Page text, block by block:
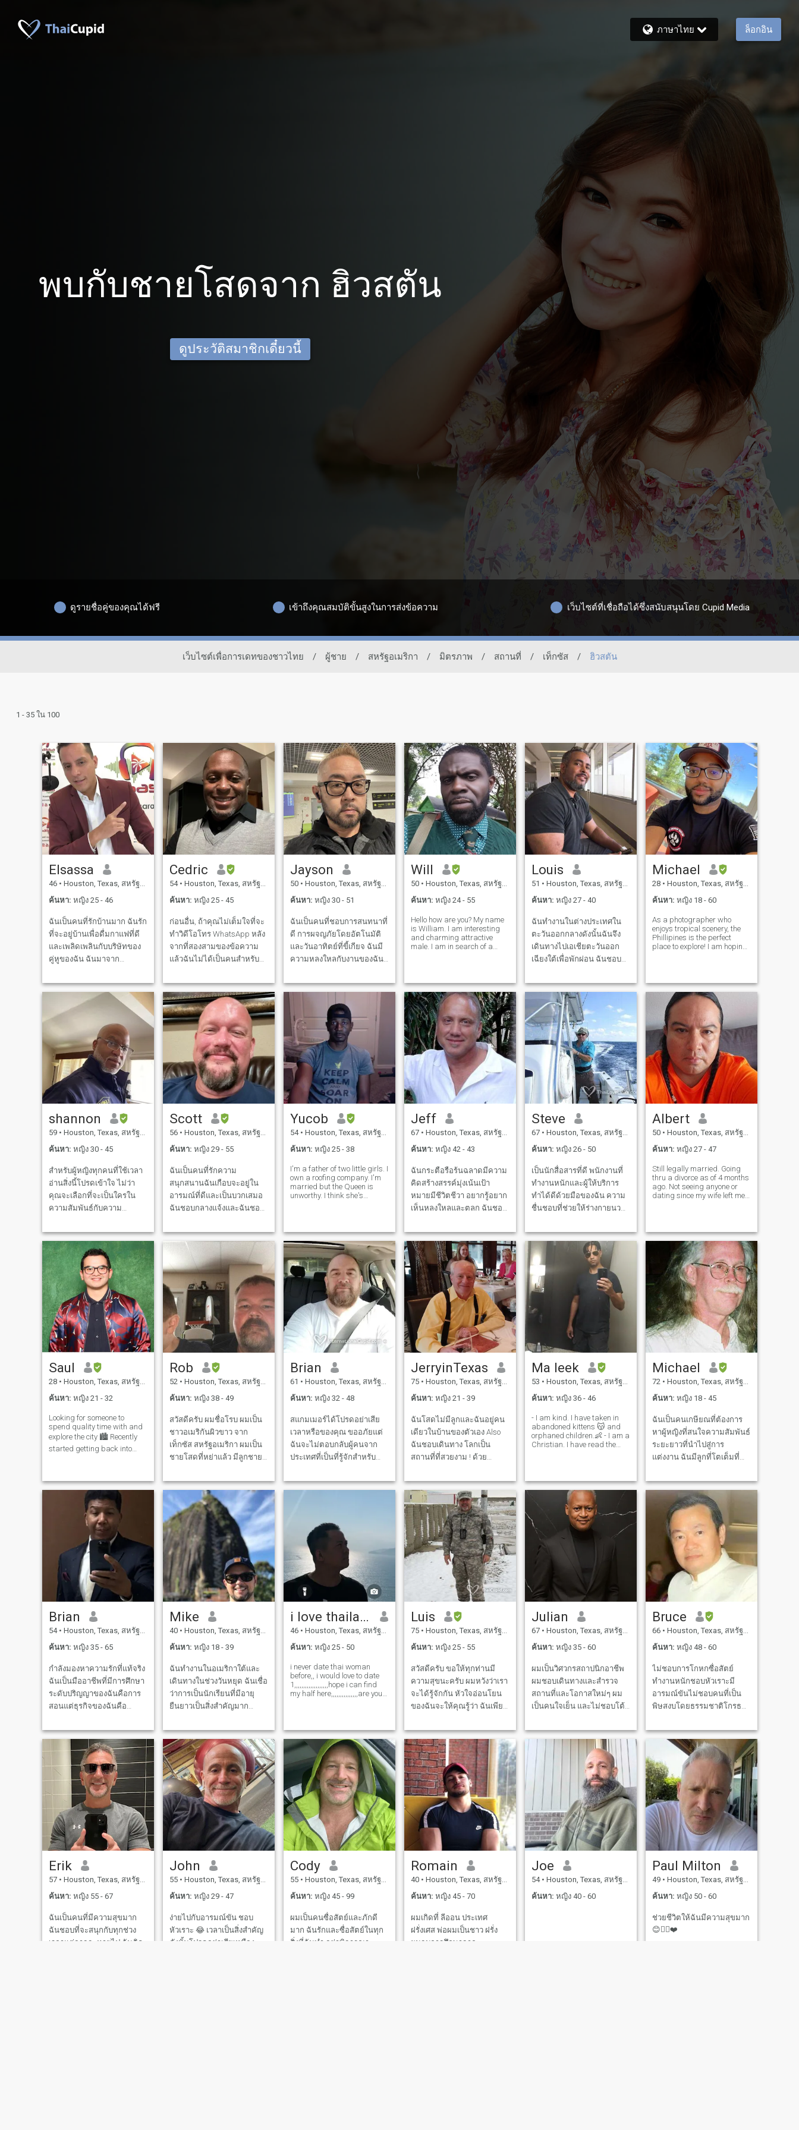
ภาษาไทย ล็อกอิน
พบกับชายโสดจาก ฮิวสตัน
ดูประวัติสมาชิกเดี๋ยวนี้
ดูรายชื่อคู่ของคุณได้ฟรี เข้าถึงคุณสมบัติขั้นสูงในการส่งข้อความ เว็บไซต์ที่เชื่อถือได้ซึ่งสนับสนุนโดย Cupid Media
เว็บไซต์เพื่อการเดทของชาวไทย / ผู้ชาย / สหรัฐอเมริกา / มิตรภาพ / สถานที่ / เท็กซัส / ฮิวสตัน
1 - 35 ใน 100
Elsassa
46 • Houston, Texas, สหรัฐอเมริกา
ค้นหา: หญิง 25 - 46
ฉันเป็นคนที่รักบ้านมาก ฉันรัก
ที่จะอยู่บ้านเพื่อดื่มกาแฟที่ดี
และเพลิดเพลินกับบริษัทของ
คู่หูของฉัน ฉันมาจาก
เชื่อในความสามัคคีของ
ครอบครัว ในความเคารพ
ความจงรักภักดี "บางสิ่งบาง
อย่างที่วันนี้ได้หายไป" และ
การดูแลของคนรักของเรา ฉัน
เป็นพ่อแม่ที่ต่ําต้อยมาก ที่
สอนฉันความต่ําอ่อนและค่า
นิยมที่มีหลักการที่ดี
Cedric
54 • Houston, Texas, สหรัฐอเมริกา
ค้นหา: หญิง 25 - 45
ก่อนอื่น, ถ้าคุณไม่เต็มใจที่จะ
ทำวิดีโอโทร WhatsApp หลัง
จากที่สองสามของข้อความ
แล้วฉันไม่ได้เป็นคนสำหรับ
ไปที่นี่ ตอนนี้มันออกจากทาง
นี้เป็นรายละเอียดที่แท้จริง
และในที่สุดฉันหวังว่าจะหาผู้
หญิงที่ดีที่สุดที่เป็นภรรยาแล้ว
และเธอก็ยังไม่ได้พบฉันเป็น
พ่อที่ดีพี่ชายและเพื่อนที่เป็น
อย่างมาก ทำงานหนักตลก
มากแต่ร้ายแรงเมื่อจำเป็นฉัน
มีการสนทนาที่ดีสนุกพลังงาน
ที่ดีและบุคลิกภาพที่ดีฉันมีมุม
กอดมากและรักใคร่ให้ความ
รักฉันมีความรักที่ดี และสอง
คนสุดท้ายคือสิ่งที่ผู้หญิงทุก
จากผู้ชายและนั่นคือฉัน "
ซื่อสัตย์และซื่อสัตย์มาก
Jayson
50 • Houston, Texas, สหรัฐอเมริกา
ค้นหา: หญิง 30 - 51
ฉันเป็นคนที่ชอบการสนทนาที่
ดี การผจญภัยโดยอัตโนมัติ
และวันอาทิตย์ที่ขี้เกียจ ฉันมี
ความหลงใหลกับงานของฉัน
ประสบการณ์ที่สําคัญ คุณมัก
ใหม่ๆ เดินทางตอนสภาพ
อากาศดี หรือหลงไปกับ
หนังสือดีๆ หรือเอกสารจาก
เน็ตฟลิกซ์ ฉันให้ความสําคัญ
กับความซื่อสัตย์ ความ
หัวเราะ และคนที่สามารถ
ท้าทายและสนับสนุนฉันได้
มองที่จะพบกับใครสักคนที่แท้
Will
50 • Houston, Texas, สหรัฐอเมริกา
ค้นหา: หญิง 24 - 55
Hello how are you? My name
is William. I am interesting
and charming attractive
male. I am in search of a
for. If death was to shorten
my life I would beg God to
spare
Louis
51 • Houston, Texas, สหรัฐอเมริกา
ค้นหา: หญิง 27 - 40
ฉันทำงานในต่างประเทศใน
ตะวันออกกลางดังนั้นฉันจึง
เดินทางไปเอเชียตะวันออก
เฉียงใต้เพื่อพักผ่อน ฉันชอบ
กลางแจ้งออกกำลังกายและ
ขับรถระยะไกลเพื่อชมวิว ฉัน
ชอบดูหนังและใช้เวลาพักผ่อน
ที่บ้านเพื่อจับ Netflix ฉันเป็น
คนจริงจังพึ่งพาได้และจริงใจ
ที่มีบุคลิกที่อบอุ่นและ
แข็งแกร่ง
Michael
28 • Houston, Texas, สหรัฐอเมริกา
ค้นหา: หญิง 18 - 60
As a photographer who
enjoys tropical scenery, the
Phillipines is the perfect
place to explore! I am hoping
travel to Thailand at a
moments notice so do not be
surpr
shannon
59 • Houston, Texas, สหรัฐอเมริกา
ค้นหา: หญิง 30 - 45
สำหรับผู้หญิงทุกคนที่ใช้เวลา
อ่านสิ่งนี้โปรดเข้าใจ ไม่ว่า
คุณจะเลือกที่จะเป็นใครใน
ความสัมพันธ์กับความ
ทดสอบ คุณจะมีวันที่ดีและวัน
ที่ไม่ดี คุณจะมีทั้งขาขึ้นและ
ขาลง คุณจะมีวันแห่งความ
สุขและวันแห่งความผิดหวัง
คุณจะไม่มีวันหาคนที่สมบูรณ์
แบบแต่คุณสามารถหาคนดี
ได้ อย่ามุ่งไปที่การค้นหา
ความสมบูรณ์แบบหรือความ
โรแมนติกในเทพนิยาย ถอน
ใจมุ่งเน้นไปที่การหาผู้ชายที่
ผู้ชายที่พยายามเข้าใจคุณ
ค้นหาผู้ชายที่อดทนกับคุณ
หาคนที่ซื่อสัตย์กับคุณและ
รักได้แม้ในขณะที่คุณโกรธ
หรือผิดหวัง หาคนที่ยอมให้
คุณเป็นอาสาสมัครและแบ่ง
กล้าปฏิเสธคนที่สามารถเป็น
ผู้นำในความสัมพันธ์ได้ หา
ผู้ชายที่ยอมให้คุณเป็นผู้หญิง
ที่แท้จริงและผู้ชายที่ชื่นชม
ความเป็นผู้หญิงของคุณ
ค้นหาชายที่ต้องการคุณและมี
เพียงคุณเท่านั้นที่มีเพศ
สัมพันธ์ชายที่ต้องการสัมผัส
และความหลงใหลของคุณทุก
วัน ผู้ชายที่รู้คุณค่าของผู้หญิง
ชื่นชมในการกระทำของเขา
หาคนที่แสวงหาภูมิปัญญา
ของคุณแต่ก็ยังมีความ
ความรู้ที่รวมกันของคุณเพื่อ
ช่วยให้ครอบครัวเติบโต
ค้นหาคนที่แข็งแกร่งพอที่จะ
บอกคุณ “ฉันไม่สามารถอ่าน
กับฉันและสื่อสารความรู้สึก
ของคุณหากคุณต้องการให้
เราทำสิ่งนี้ด้วยกัน” \Ladies
ความสมบูรณ์แบบไม่มีอยู่แต่
ถ้าคุณยินดีที่จะทำงานร่วมกัน
และให้ 100% ในทุกพื้นที่คุณมี
โอกาสที่จะพัฒนาความ
สัมพันธ์ที่ยอดเยี่ยม เต็มใจที่
จะให้โดยไม่คาดหวังบางสิ่ง
ตอบแทนเสมอ รักแท้ไม่ได้
สำหรับการรักคุณ '' '' '' '' '' '' '' ''
'' '' '' '' '' '' '' '' '' '' '' '' '' '' '' '' '' '' '' '' ''
'' '' '' '' '' '' '' '' '' '' '' '' '' '' '' '' '' '' '' '' ''
'' '' '' '' '' '' '' '' '' '' '' '' '' '' '' '' '' '' '' '' ''
'' '' '' '' '' '' '' '' '' '' '' '' '' '' '' '' '' '' '' '' ''
'' '' '' '' '' '' '' '' '' '' '' '' '' '' '' '' '' '' '' '' ''
'' '' '' '' '' '' '' '' '' '' '' '' '' '' '' '' '' '' '' '' ''
Scott
56 • Houston, Texas, สหรัฐอเมริกา
ค้นหา: หญิง 29 - 55
ฉันเป็นคนที่รักความ
สนุกสนานฉันเกือบจะอยู่ใน
อารมณ์ที่ดีและเป็นบวกเสมอ
ฉันชอบกลางแจ้งและฉันชอบ
เรียนรู้รูปแบบเพิ่มเติม ฉันมี
ลูกสาวที่เติบโตขึ้น โอ้และฉัน
สูงมาก (หัวเราะ) ฉันชอบตก
ปลาและขี่รถสี่ล้อ ฉันชอบที่จะ
สำรวจและทำและเรียนรู้สิ่ง
ใหม่ๆ
Yucob
54 • Houston, Texas, สหรัฐอเมริกา
ค้นหา: หญิง 25 - 38
I'm a father of two little girls. I
own a roofing company. I'm
married but the Queen is
unworthy. I think she's
threatened to leave many
times since I brought her here
from Afric
Jeff
67 • Houston, Texas, สหรัฐอเมริกา
ค้นหา: หญิง 42 - 43
ฉันกระตือรือร้นฉลาดมีความ
คิดสร้างสรรค์มุ่งเน้นเป้า
หมายมีชีวิตชีวา อยากรู้อยาก
เห็นหลงใหลและตลก ฉันชอบ
ใคร่และโรแมนติก ฉันยังรู้ว่า
เมื่อไหร่ที่จะจริงจัง ผู้คนบอก
ฉันว่าฉันมีสติปัญญาความ
อดทนความเห็นอกเห็นใจและ
หัวใจที่ยิ่งใหญ่จริงๆ ฉันเชื่อใน
การใช้ชีวิตด้วยความรับผิด
ชอบและความซื่อสัตย์ = ฉัน
บำรุงรักษาต่ำ:) ฉันพยายาม
อย่างดีที่สุดที่จะเป็นจริงกับตัว
เองและหัวใจของฉันเพื่อให้
อื่น ฉันตื่นขึ้นมาทุกเช้าเพื่อ
ค้นหาความรู้สึกที่ดีและสงบ
ฉันอยู่ในความเชื่อและความ
ความรักและฉันต้องการแบ่ง
ปัน ความสนใจของโซมรวม
ถึงจิตวิญญาณบ้านและ
ครอบครัวการสนทนาและการ
ชิดความรักการสัมผัสการจูบ
และความหลงใหล ฉันชอบอยู่
กับเด็กๆ อาหารและการปรุง
อาหารที่ยอดเยี่ยมกิจกรรม
ทางสังคมการเต้นรำว่ายน้ำ
กีฬาทางน้ำและกิจกรรมที่
ชายหาดทะเลสาบหรือแม่น้ำ
ตกปลาดนตรีสดคอนเสิร์ต
เทศกาล ; การเดินทาง ;
ธรรมชาติ ; ขี่ม้า ; นวด ; การ
อาสาสมัครการให้บริการและ
การช่วยเหลือผู้อื่น ฉันเคยเล่น
กอล์ฟเป็นจำนวนมากและ
เชื่อว่าความรักที่แท้จริงนั้น
เป็นการปล่อยให้คนๆหนึ่งเป็น
คนที่พวกเขาสนับสนุนและ
ท้าทายในขณะที่เราแบ่งปัน
กำลังกายที่ยอดเยี่ยมในช่วง
ปลายปีนี้ทำให้มันดีมาก: \" สิ่ง
ง่ายๆในชีวิตนำความสุขที่ยิ่ง
ใหญ่ที่สุดมาสู่ ยิ้มจูบเสียง
หัวเราะของเด็กน้อย " one รัก
เลือดเดียว \ ชีวิตคุณต้องทำ
ในสิ่งที่คุณควรจะทำ ไม่มี
ชีวิตกับพี่น้องกัน ไม่มีชีวิตแต่
เราไม่เหมือนกัน เราจะได้รับ
การพกพากันและกัน ร้องไห้
Steve
67 • Houston, Texas, สหรัฐอเมริกา
ค้นหา: หญิง 26 - 50
เป็นนักสื่อสารที่ดี พนักงานที่
ทำงานหนักและผู้ให้บริการ
ทำได้ดีด้วยมือของฉัน ความ
ชื่นชอบที่ช่วยให้ร่างกายนวด
ผมรักมากและยอมทุ่มเทให้
กับตัวเอง กระตือรือร้นที่จะรัก
และมีชีวิต เล่นอย่างหนักและ
รักในกิจกรรมกลางแจ้ง ฉัน
เสียใจที่ได้เขียนอะไรขึ้นมา
เพื่อเป็นการสร้างความ
สัมพันธ์ให้กับคนบางคน ฉัน
ถูกกระฉ่อนโดยรอบจากผู้
หญิงมากเกินไปในชีวิตของ
ฉันและพบว่าการได้ตรงกับ
ของฉันจะทำให้ฉันสามารถ
หาผู้หญิงที่เหมาะสมให้กับฉัน
ได้รวดเร็วที่สุดเท่าที่จะทำได้
หาอะไรในทันที ใช่ฉันเป็นคน
พูดตรงๆ
Albert
50 • Houston, Texas, สหรัฐอเมริกา
ค้นหา: หญิง 27 - 47
Still legally married. Going
thru a divorce as of 4 months
ago. Not seeing anyone or
dating since my wife left me
I'm sure of that. I love all
countries and all women,
Saul
28 • Houston, Texas, สหรัฐอเมริกา
ค้นหา: หญิง 21 - 32
Looking for someone to
spend quality time with and
explore the city 🏙️ Recently
started getting back into
Im always looking for a
someone to rally with 🥒🏓 Im
Rob
52 • Houston, Texas, สหรัฐอเมริกา
ค้นหา: หญิง 38 - 49
สวัสดีครับ ผมชื่อโรบ ผมเป็น
ชาวอเมริกันผิวขาว จาก
เท็กซัส สหรัฐอเมริกา ผมเป็น
ชายโสดที่หย่าแล้ว มีลูกชาย
กับแม่ของเขา ฉันจะได้ไป
เยี่ยมเขา และใช้เวลาในวัน
หยุดกับลูกชายของฉัน ผมเป็น
ชาวคริสเตียนนะครับ ถ้าเจ้า
ไม่เชื่อในพระเจ้า ข้าจะสวด
มนต์ให้เจ้า แต่ข้าไม่ใช่
คนสําหรับเจ้า ฉันแค่ต้องการ
ผู้หญิงคนหนึ่ง ที่เชื่อและ
เคารพสักการะพระเจ้าผู้ทรง
อานุภาพ ฉันเป็นผู้ชายที่
ดูแลและปกป้องที่ดี ผู้ชายที่
ใส่ใจและรักใคร่ ผู้ที่จะเคาร
ฉันต้องการผู้หญิงชาวลาติน
เป็นคนพิเศษ และเป็นพวก
อนุรักษ์นิยม มีศีลธรรมที่ดี
และรักครอบครัว ส่วนใหญ่สา
มารถทําอาหารได้ดี (ฮาฮา)
จากประเทศต่าง ๆ ฉันอยู่ที่
มหาวิทยาลัย เอส.เอส. เอส
นาวีกับผมได้เดินทางไปกว่า
33 ประเทศ สําหรับการทํางาน
ในกองทัพ และการพักผ่อน
ส่วนตัว ผมเป็นคนซื่อสัตย์
และผมเชื่อในความตรงไป
ตรงมา และไม่เสียเวลาของผู้
หญิง ฉันมาที่นี่เพื่อจุดประสงค์
เดียว และนั่นคือการแต่งงาน
สร้าง รากฐาน ที่ ยั่งยืน ดังนั้น
ฉันต้องการที่จะสื่อสารกับผู้
หญิงพิเศษเพื่อฉันจะได้เรียนรู้
เธอ สิ่งดีและสิ่งเลวของเธอ
ความผิดพลาดและความ
สําเร็จของเธอ ฉันต้องการ
Brian
61 • Houston, Texas, สหรัฐอเมริกา
ค้นหา: หญิง 32 - 48
สแกมเมอร์ได้โปรดอย่าเสีย
เวลาหรือของคุณ ขออภัยแต่
ฉันจะไม่ตอบกลับผู้คนจาก
ประเทศที่เป็นที่รู้จักสำหรับ
ทั้งหมดแต่ตรงไปตรงมาและ
อยากจะเชื่อว่าความรักมีอยู่
จริงและมีใครบางคนอยู่ข้าง
นอกนั่นสำหรับฉันแต่เริ่ม
สงสัยความถูกต้องของสองสิ่ง
นั้น ฉันเป็นโสดมาหลายปีแล้ว
รู้วิธีทำอาหารและดูแลตัวเอง
หวังดังนั้นพวกหลอกลวง
ทั้งหมดจึงก้าวต่อไป จะไม่
ตอบข้อความจากกานา
แอฟริกาอื่นๆยกเว้น
แอฟริกาใต้ หากคุณกำลังมอง
หาคนที่ร่ำรวยทางการเงินให้
ที่มีหัวใจที่ดีฉันอยู่ที่นี่ ไปได้
ง่ายและผ่อนคลาย มากกว่า
แค่ตัวบ้านไม่ใช่ในคลับ หวัง
ว่าจะหาคนมาแบ่งปันชีวิต
ของฉันกับ สำรวจโลกด้วย \
Ni ต้องการผู้หญิงที่รู้ว่าจะได้
รับการปฏิบัติเหมือนราชินีเธอ
ต้องปฏิบัติต่อผู้ชายของเธอ
เหมือนกษัตริย์ ทำให้เขาเป็น
สิ่งสำคัญในชีวิตของเธอ
JerryinTexas
75 • Houston, Texas, สหรัฐอเมริกา
ค้นหา: หญิง 21 - 39
ฉันโสดไม่มีลูกและฉันอยู่คน
เดียวในบ้านของตัวเอง Also
ฉันชอบเดินทาง โลกเป็น
สถานที่ที่สวยงาม ! ด้วย
หลอกลวงอื่นๆทั้งหมดในไซต์
หาคู่นี้ฉันต้องการสนทนาทาง
วิดีโอแทนที่จะส่งข้อความตัว
อักษรจำนวนมากไปมา
Ma leek
53 • Houston, Texas, สหรัฐอเมริกา
ค้นหา: หญิง 36 - 46
- I am kind. I have taken in
abandoned kittens 😽 and
orphaned children.👶 - I am a
Christian. I have read the
I am a business man. I own 2
small businesses
Michael
72 • Houston, Texas, สหรัฐอเมริกา
ค้นหา: หญิง 18 - 45
ฉันเป็นคนเกษียณที่ต้องการ
หาผู้หญิงที่สนใจความสัมพันธ์
ระยะยาวที่นำไปสู่การ
แต่งงาน ฉันมีลูกที่โตเต็มที่
อยู่คนเดียวกับสัตว์เลี้ยงตัว
หนึ่งแมว ฉันไม่เต็มใจที่จะ
ย้ายที่และฉันไม่ต้องการมีลูก
มากขึ้น
Brian
54 • Houston, Texas, สหรัฐอเมริกา
ค้นหา: หญิง 35 - 65
กำลังมองหาความรักที่แท้จริง
ฉันเป็นมืออาชีพที่มีการศึกษา
ระดับปริญญาของฉันคือการ
สอนแต่ธุรกิจของฉันคือ
ออกแบบและการสร้างและ
สร้างสิ่งต่างๆด้วยมือของฉัน
สถาปนิกคนโปรดของฉันคือ
Frank Loyd Wright ฉันรักการ
ออกแบบสไตล์ทุ่งหญ้าในบ้าน
ของเขาดังนั้นเหตุผลที่ฉันตั้ง
ชื่อตามบริษัท remodelers
บ้านทุ่งหญ้า ฉันชอบสไตล์
ของสถาปัตยกรรมและความ
เรียบง่ายของการออกแบบ แม้
สมัยมากเป็นส่วนใหญ่ของ
ธุรกิจของฉันอยู่ที่นี่ในออโรรา
แต่ลูกค้าของฉันในช่วงหลาย
สไตล์การออกแบบของฉัน
และทำให้ฉันค่อนข้างยุ่ง มอง
ขึ้นไปฉันกำลังทำงานบน
Mike
40 • Houston, Texas, สหรัฐอเมริกา
ค้นหา: หญิง 18 - 39
ฉันทำงานในอเมริกาใต้และ
เดินทางในช่วงวันหยุด ฉันเชื่อ
ว่าการเป็นนักเรียนที่มีอายุ
ยืนยาวเป็นสิ่งสำคัญมาก
วิทยาศาสตร์ข้อมูลการเขียน
โค้ดและการพัฒนาความรู้
ทางธุรกิจของฉัน การปรับ
เปลี่ยนข้อมูล จำเป็นต้องมี
mucho ayuda ยังสนใจมากใน
การเริ่มต้นที่จะเรียนรู้บาง
ภาษาโปรตุเกส
i love thailand
46 • Houston, Texas, สหรัฐอเมริกา
ค้นหา: หญิง 25 - 50
i never date thai woman
before,, i would love to date
1,,,,,,,,,,,,,,,,,,,hope i can find
my half here,,,,,,,,,,,,,,,are you
doing video chat,,,,,,only
Luis
75 • Houston, Texas, สหรัฐอเมริกา
ค้นหา: หญิง 25 - 55
สวัสดีครับ ขอให้ทุกท่านมี
ความสุขนะครับ ผมหวังว่าเรา
จะได้รู้จักกัน หัวใจอ่อนโยน
ของฉันจะให้คุณรู้ว่า ฉันเพียง
การหาชะตากรรมของฉัน ฉัน
ยังไม่ได้อายุน้อยลงอีกแล้ว
ฉันต้องการที่จะพบกับคนที่ฉัน
สามารถแบ่งปันประสบการณ์
ของฉันในชีวิต เข้าใจความ
ไม่แน่นอนของฉันและปัญหา
ที่จะแลกเปลี่ยนความรักแบบ
ไม่มีเงื่อนไข และเป็นคู่หูของ
ฉันในหลายๆ ทาง ผมรู้สึกว่า
วันนี้ผมโชคดีมาก และในวัน
ผมก็เป็นเช่นนั้นบางครั้งจริง ๆ
ที่อาจพบกับผู้หญิงที่สามารถ
ช่วย หรือควรที่จะ ขอให้
แน่นอนของฉัน ด้วยความฝัน
แผนและแรงบันดาลใจ คุณ
เป็นไงบ้างครับ? คุณเป็นไง
Julian
67 • Houston, Texas, สหรัฐอเมริกา
ค้นหา: หญิง 35 - 60
ผมเป็นวิศวกรสถาปนิกอาชีพ
ผมชอบเดินทางและสํารวจ
สถานที่และโอกาสใหม่ๆ ผม
เป็นคนใจเย็น และไม่ชอบโต้
ปัญหาใด ๆ ด้วยความรักและ
ความเคารพ โปรดอย่าเอา
ทัศนคติที่ไม่ดีและปัญหาส่วน
ตัวของคุณ มาที่เว็บไซต์เดทนี้
เพราะมันจะไม่เป็นประโยชน์
กับคุณหรือฉัน!
Bruce
66 • Houston, Texas, สหรัฐอเมริกา
ค้นหา: หญิง 48 - 60
ไม่ชอบการโกหกซื่อสัตย์
ทำงานหนักชอบหัวเราะมี
อารมณ์ขันไม่ชอบคนที่เป็น
พิษสงบโดยธรรมชาติโกรธ
อยู่ในความเศร้าและไม่พอใจ
มักจะจัดการเพื่อเอาชนะ
ปัญหาแต่ละคำถามมีคำตอบ
ปรัชญาชีวิตของฉันคือการ
ซื่อสัตย์ตรงจริงใจตรงไปตรง
มาที่จะพูดรักครอบครัวของ
คนโดยการปกป้องมันเข้ากับ
เพื่อนๆได้มากและพร้อมที่จะ
ช่วยเหลือผู้คนที่ต้องการโดย
เฉพาะอย่างยิ่งคนยากจน เงิน
นายที่ไม่ดี มีความสุขความ
สุขสำหรับฉันคือการแบ่งปัน
ความช่วยเหลือกับคนอื่นๆที่
เข้ากับคนง่ายมากฉันมีเพื่อน
มากมายคนจริงและคนที่เป็น
Erik
57 • Houston, Texas, สหรัฐอเมริกา
ค้นหา: หญิง 55 - 67
ฉันเป็นคนที่มีความสุขมาก
ฉันชอบที่จะสนุกกับทุกช่วง
เวลาแต่อาจจะหายไป ฉันคิด
John
55 • Houston, Texas, สหรัฐอเมริกา
ค้นหา: หญิง 29 - 47
ง่ายไปกับอารมณ์ขัน ชอบ
หัวเราะ 😂 เวลาเป็นสิ่งสำคัญ
ดังนั้นโปรดอย่าเสียเหมือง
Cody
55 • Houston, Texas, สหรัฐอเมริกา
ค้นหา: หญิง 45 - 99
ผมเป็นคนซื่อสัตย์และภักดี
มาก ฉันรักและซื่อสัตย์ในทุก
สิ่งที่ฉันทํา อย่าพิจารณา
Romain
40 • Houston, Texas, สหรัฐอเมริกา
ค้นหา: หญิง 45 - 70
ผมเกิดที่ ลีออน ประเทศ
ฝรั่งเศส พ่อผมเป็นชาว ฝรั่ง
ผมจบการศึกษาจาก
Joe
54 • Houston, Texas, สหรัฐอเมริกา
ค้นหา: หญิง 40 - 60
Paul Milton
49 • Houston, Texas, สหรัฐอเมริกา
ค้นหา: หญิง 50 - 60
ช่วยชีวิตให้ฉันมีความสุขมาก
😊👨‍⚕️❤️